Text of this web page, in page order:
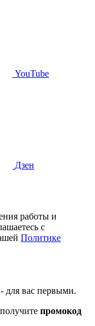
YouTube
Дзен
работы и
с
Политике
для вас первыми.
промокод